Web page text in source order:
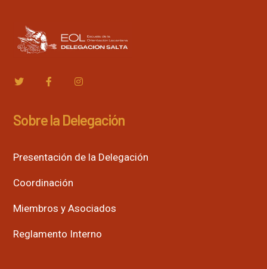
Sobre la Delegación
Presentación de la Delegación
Coordinación
Miembros y Asociados
Reglamento Interno